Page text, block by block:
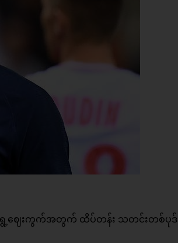
ရွှေ့ဈေးကွက်အတွက် ထိပ်တန်း သတင်းတစ်ပုဒ်